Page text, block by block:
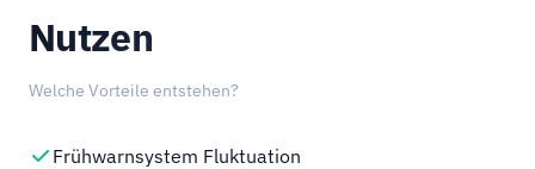
Nutzen
Welche Vorteile entstehen?
Frühwarnsystem Fluktuation